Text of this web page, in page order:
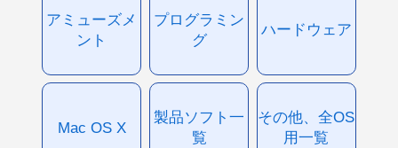
アミューズメ
ント
プログラミン
グ
ハードウェア
Mac OS X
製品ソフト一
覧
その他、全OS
用一覧